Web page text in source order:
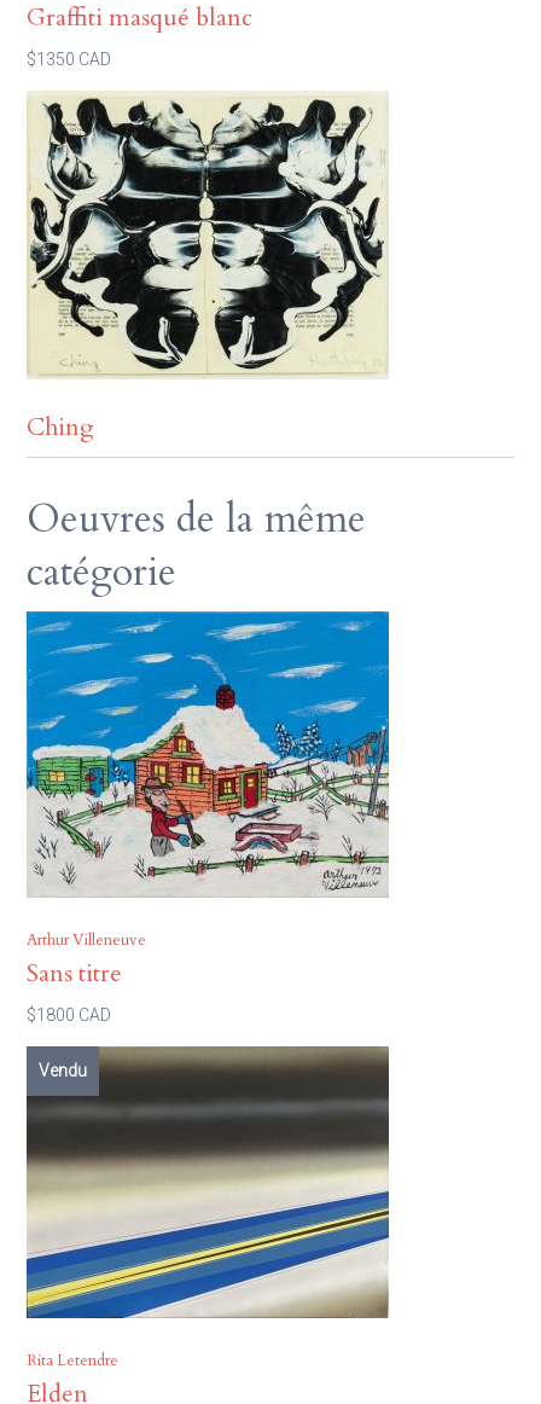
Graffiti masqué blanc
$1350 CAD
Ching
Oeuvres de la même
catégorie
Arthur Villeneuve
Sans titre
$1800 CAD
Vendu
Rita Letendre
Elden